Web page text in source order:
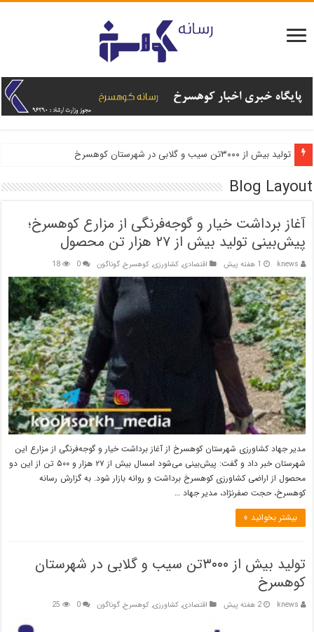
تولید بیش از ۳۰۰۰تن سیب و گلابی در شهرستان کوهسرخ
Blog Layout
آغاز برداشت خیار و گوجه‌فرنگی از مزارع کوهسرخ؛
پیش‌بینی تولید بیش از ۲۷ هزار تن محصول
knews 1 هفته پیش اقتصادی,کشاورزی,کوهسرخ,گوناگون 0
18
مدیر جهاد کشاورزی شهرستان کوهسرخ از آغاز برداشت خیار و گوجه‌فرنگی از مزارع این
شهرستان خبر داد و گفت: پیش‌بینی می‌شود امسال بیش از ۲۷ هزار و ۵۰۰ تن از این دو
محصول از اراضی کشاورزی کوهسرخ برداشت و روانه بازار شود. به گزارش رسانه
کوهسرخ، حجت صفرنژاد، مدیر جهاد …
بیشتر بخوانید »
تولید بیش از ۳۰۰۰تن سیب و گلابی در شهرستان
کوهسرخ
knews 2 هفته پیش اقتصادی,کشاورزی,کوهسرخ,گوناگون 0
25